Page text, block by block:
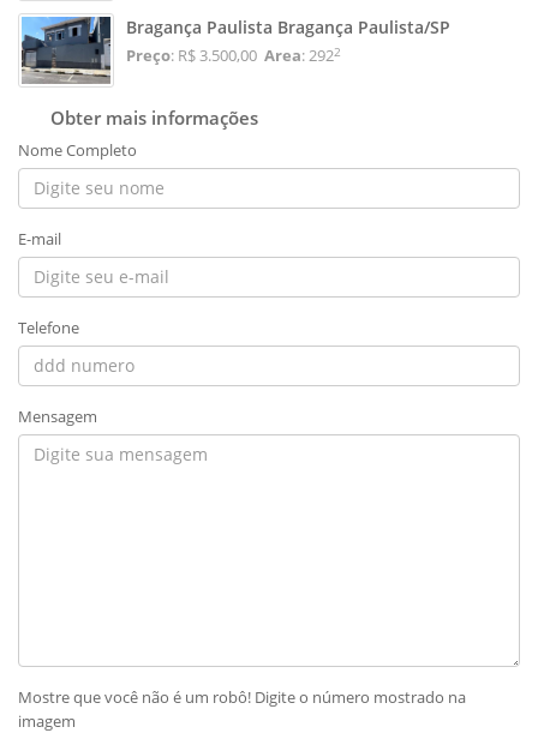
Bragança Paulista Bragança Paulista/SP
Preço: R$ 3.500,00 Area: 2922
Obter mais informações
Nome Completo
E-mail
Telefone
Mensagem
Mostre que você não é um robô! Digite o número mostrado na
imagem